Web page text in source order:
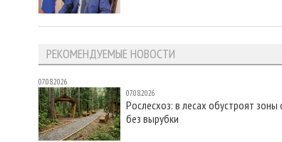
РЕКОМЕНДУЕМЫЕ НОВОСТИ
07.08.2026
07.08.2026
Рослесхоз: в лесах обустроят
без вырубки